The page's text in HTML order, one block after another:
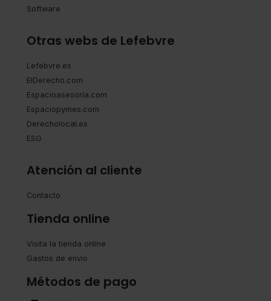
Software
Otras webs de Lefebvre
Lefebvre.es
ElDerecho.com
Espacioasesoria.com
Espaciopymes.com
Derecholocal.es
ESG
Atención al cliente
Contacto
Tienda online
Visita la tienda online
Gastos de envío
Métodos de pago